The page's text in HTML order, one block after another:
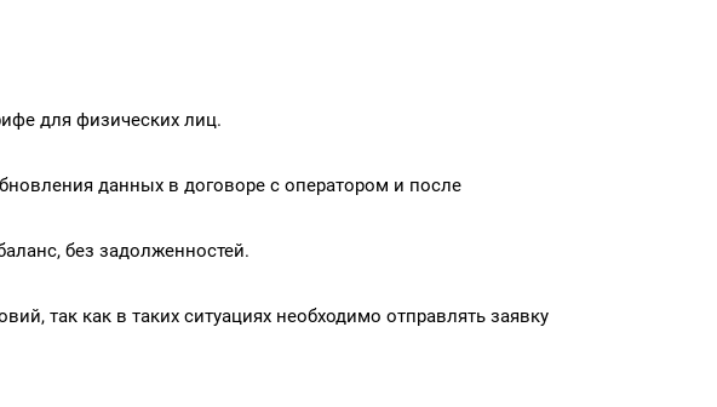
для физических лиц.
данных в договоре с оператором и после
без задолженностей.
так как в таких ситуациях необходимо отправлять заявку